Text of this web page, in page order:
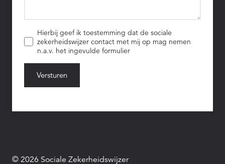
Hierbij geef ik toestemming dat de sociale
zekerheidswijzer contact met mij op mag nemen
n.a.v. het ingevulde formulier
Versturen
© 2026 Sociale Zekerheidswijzer